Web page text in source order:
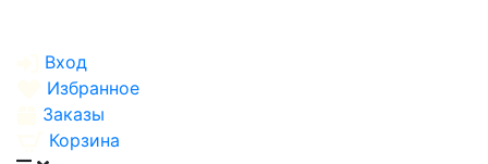
Вход
Избранное
Заказы
Корзина